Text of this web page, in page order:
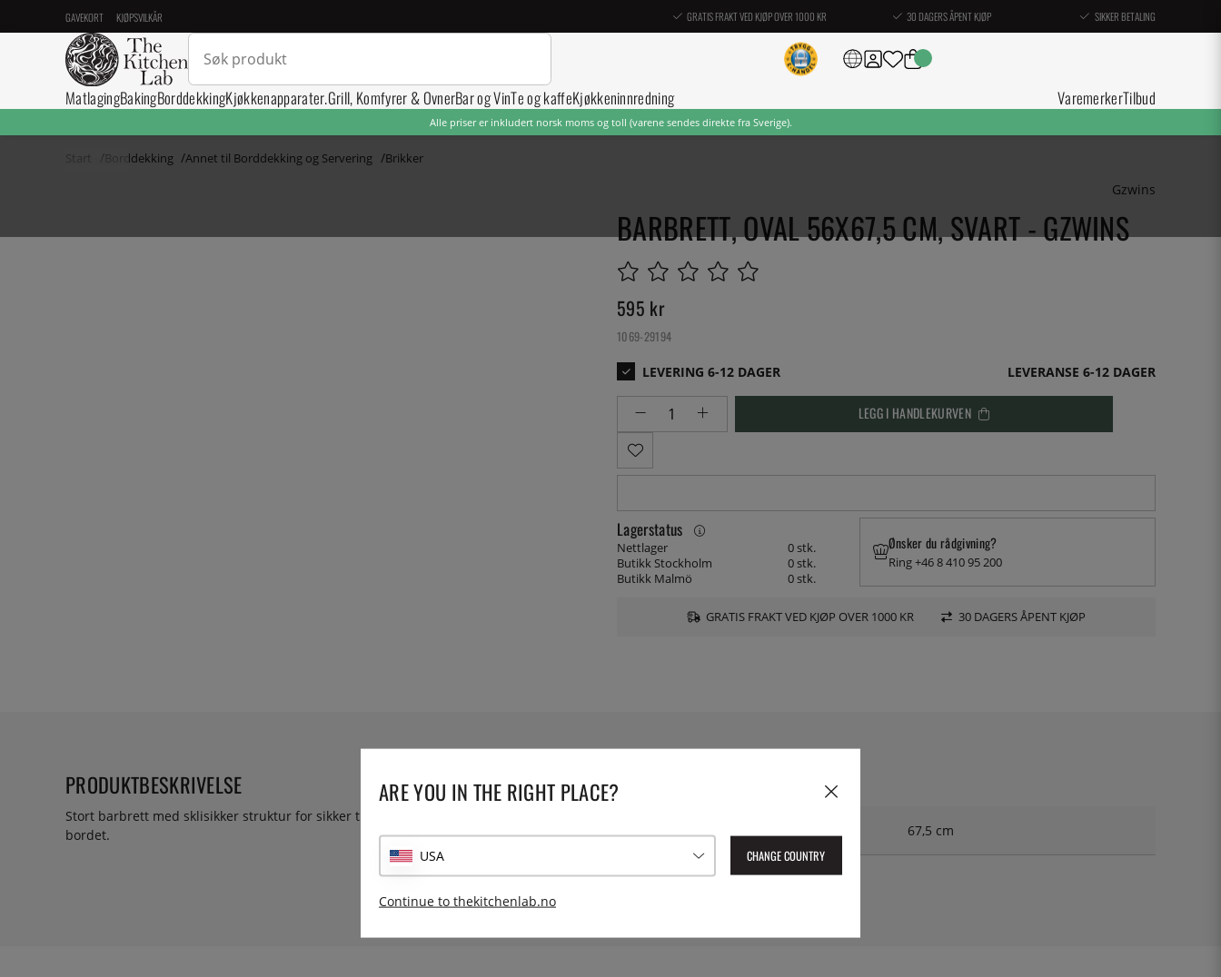
GAVEKORT KJØPSVILKÅR GRATIS FRAKT VED KJØP OVER 1000 KR 30 DAGERS ÅPENT KJØP SIKKER BETALING
MatlagingBakingBorddekkingKjøkkenapparater.Grill, Komfyrer & OvnerBar og VinTe og kaffeKjøkkeninnredning VaremerkerTilbud
Alle priser er inkludert norsk moms og toll (varene sendes direkte fra Sverige).
Start Borddekking Annet til Borddekking og Servering Brikker
Gzwins
BARBRETT, OVAL 56X67,5 CM, SVART - GZWINS
595 kr
1069-29194
LEVERANSE 6-12 DAGER
LEGG I HANDLEKURVEN
Lagerstatus
Nettlager
0 stk.
Butikk Stockholm
0 stk.
Butikk Malmö
0 stk.
Ønsker du rådgivning?
Ring +46 8 410 95 200
GRATIS FRAKT VED KJØP OVER 1000 KR 30 DAGERS ÅPENT KJØP
PRODUKTBESKRIVELSE
Stort barbrett med sklisikker struktur for sikker transport av glass mellom kjøkkenet og
bordet.
Lengde: 67,5 cm
Lev. artikkelnummer:MFE2700
ARE YOU IN THE RIGHT PLACE?
USA CHANGE COUNTRY
Continue to thekitchenlab.no